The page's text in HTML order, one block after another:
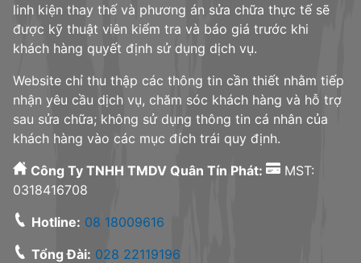
linh kiện thay thế và phương án sửa chữa thực tế sẽ
được kỹ thuật viên kiểm tra và báo giá trước khi
khách hàng quyết định sử dụng dịch vụ.
Website chỉ thu thập các thông tin cần thiết nhằm tiếp
nhận yêu cầu dịch vụ, chăm sóc khách hàng và hỗ trợ
sau sửa chữa; không sử dụng thông tin cá nhân của
khách hàng vào các mục đích trái quy định.
Công Ty TNHH TMDV Quân Tín Phát:
MST:
0318416708
Hotline: 08 18009616
Tổng Đài: 028 22119196